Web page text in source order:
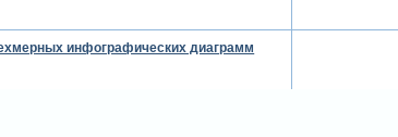
инфографических диаграмм